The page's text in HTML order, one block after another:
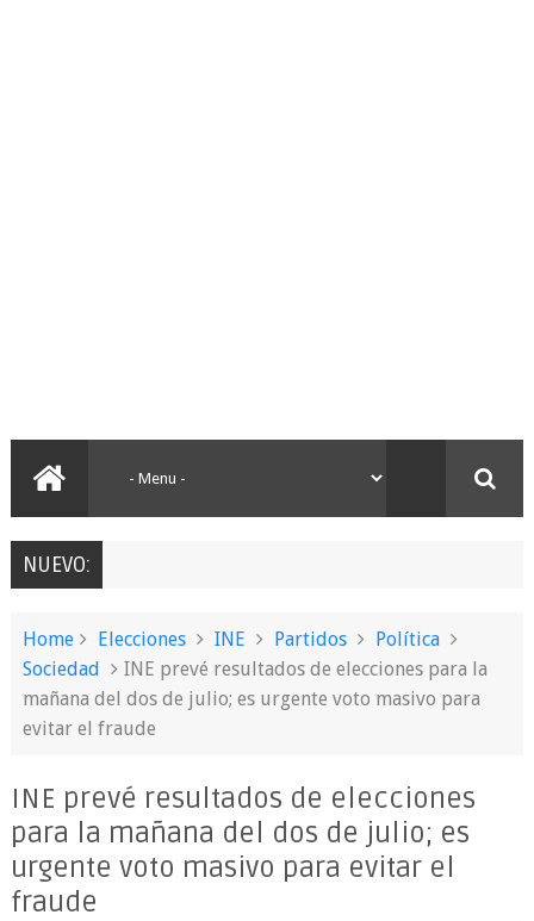
NUEVO:
Home Elecciones INE Partidos
Política
Sociedad
INE prevé resultados de elecciones para la
mañana del dos de julio; es urgente voto masivo para
evitar el fraude
INE prevé resultados de elecciones
para la mañana del dos de julio; es
urgente voto masivo para evitar el
fraude